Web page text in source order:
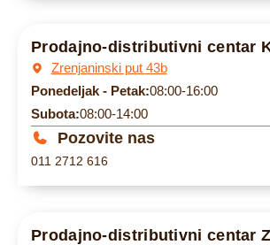
Prodajno-distributivni centar
Zrenjaninski put 43b
Ponedeljak - Petak:08:00-16:00
Subota:08:00-14:00
Pozovite nas
011 2712 616
Prodajno-distributivni centar